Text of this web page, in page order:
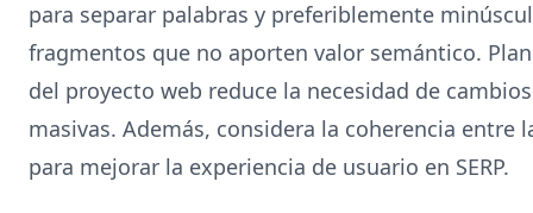
para separar palabras y preferiblemente
fragmentos que no aporten valor semántico.
del proyecto web reduce la necesidad de
masivas. Además, considera la coherencia entre
para mejorar la experiencia de usuario en SERP.